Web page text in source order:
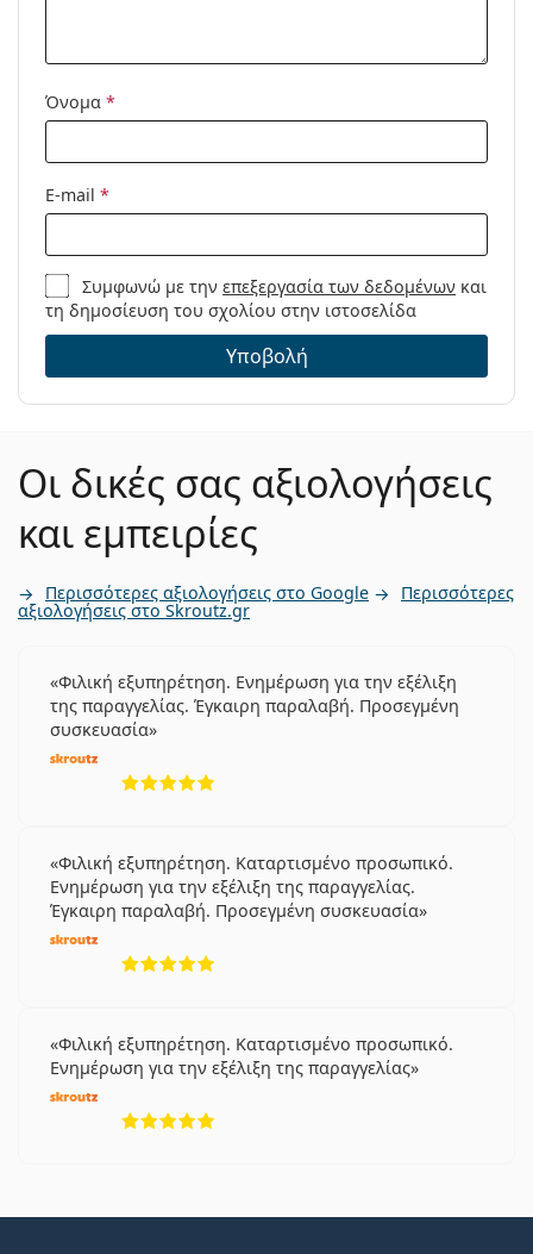
Όνομα *
E-mail *
Συμφωνώ με τηνεπεξεργασία των δεδομένων και
τη δημοσίευση του σχολίου στην ιστοσελίδα
Υποβολή
Οι δικές σας αξιολογήσεις
και εμπειρίες
Περισσότερες αξιολογήσεις στο Google Περισσότερες
αξιολογήσεις στο Skroutz.gr
Φιλική εξυπηρέτηση. Ενημέρωση για την εξέλιξη
της παραγγελίας. Έγκαιρη παραλαβή. Προσεγμένη
συσκευασία
Φιλική εξυπηρέτηση. Καταρτισμένο προσωπικό.
Ενημέρωση για την εξέλιξη της παραγγελίας.
Έγκαιρη παραλαβή. Προσεγμένη συσκευασία
Φιλική εξυπηρέτηση. Καταρτισμένο προσωπικό.
Ενημέρωση για την εξέλιξη της παραγγελίας